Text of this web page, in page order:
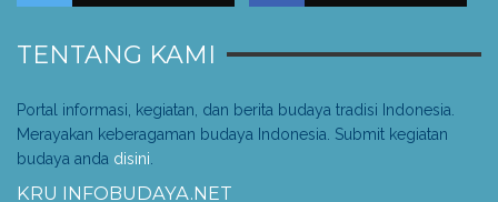
TENTANG KAMI
Portal informasi, kegiatan, dan berita budaya tradisi Indonesia.
Merayakan keberagaman budaya Indonesia. Submit kegiatan
budaya anda disini
KRU INFOBUDAYA.NET